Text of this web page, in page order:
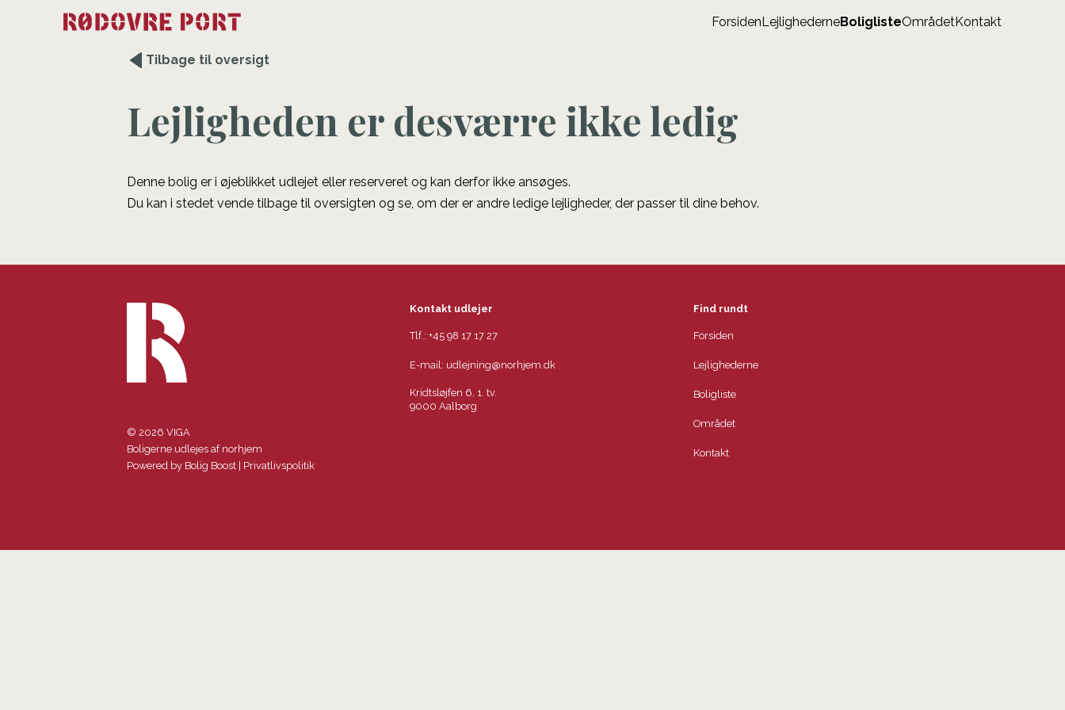
ForsidenLejlighederneBoliglisteOmrådetKontakt
Tilbage til oversigt
Lejligheden er desværre ikke ledig
Denne bolig er i øjeblikket udlejet eller reserveret og kan derfor ikke ansøges.
Du kan i stedet vende tilbage til oversigten og se, om der er andre ledige lejligheder, der passer til dine behov.
© 2026 VIGA
Boligerne udlejes af norhjem
Powered by Bolig Boost Privatlivspolitik
Kontakt udlejer
Tlf.:+45 98 17 17 27
E-mail: udlejning@norhjem.dk
Kridtsløjfen 6, 1. tv.
9000 Aalborg
Find rundt
Forsiden
Lejlighederne
Boligliste
Området
Kontakt